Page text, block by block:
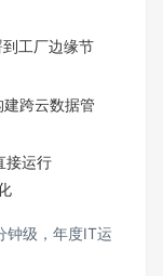
工厂边缘节
建跨云数据管
接运行
钟级，年度IT运